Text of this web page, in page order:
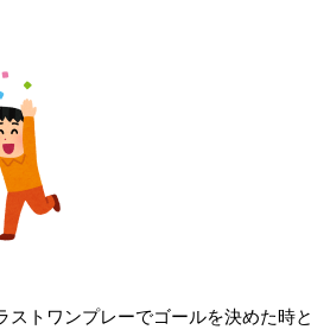
トワンプレーでゴールを決めた時と